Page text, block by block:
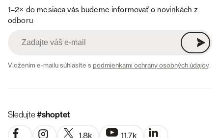
1–2× do mesiaca vás budeme informovať o novinkách z
odboru
Vložením e-mailu súhlasíte spodmienkami ochrany osobných údajov.
Sledujte#shoptet
1.8k 11.7k